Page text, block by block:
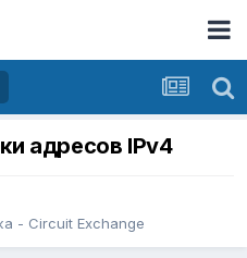
адресов IPv4
- Circuit Exchange